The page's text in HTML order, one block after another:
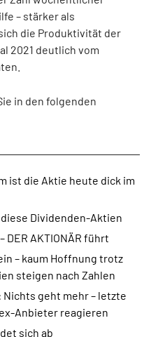
– stärker als
die Produktivität der
2021 deutlich vom
in den folgenden
ist die Aktie heute dick im
Dividenden-Aktien
DER AKTIONÄR führt
– kaum Hoffnung trotz
steigen nach Zahlen
Nichts geht mehr – letzte
Anbieter reagieren
sich ab